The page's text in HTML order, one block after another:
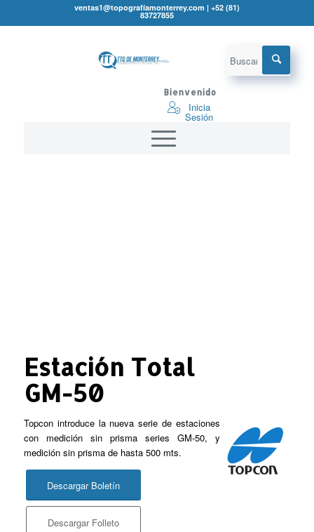
ventas1@topografíamonterrey.com | +52 (81)
83727855
Bienvenido
Inicia
Sesión
Estación Total
GM-50
Topcon introduce la nueva serie de estaciones
con medición sin prisma series GM-50, y
medición sin prisma de hasta 500 mts.
Descargar Boletín
Descargar Folleto